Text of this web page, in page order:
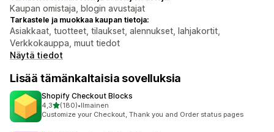
Kaupan omistaja, blogin avustajat
Tarkastele ja muokkaa kaupan tietoja:
Asiakkaat, tuotteet, tilaukset, alennukset, lahjakortit,
Verkkokauppa, muut tiedot
Näytä tiedot
Lisää tämänkaltaisia sovelluksia
Shopify Checkout Blocks
4,3/ 5 tähteä
(180)
180 arvostelua yhteensä
•Ilmainen
Customize your Checkout, Thank you and Order status pages